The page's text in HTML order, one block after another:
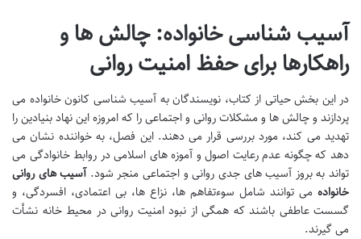
آسیب شناسی خانواده: چالش ها و
راهکارها برای حفظ امنیت روانی
در این بخش حیاتی از کتاب، نویسندگان به آسیب شناسی کانون خانواده می
پردازند و چالش ها و مشکلات روانی و اجتماعی را که امروزه این نهاد بنیادین را
تهدید می کند، مورد بررسی قرار می دهند. این فصل، به خواننده نشان می
دهد که چگونه عدم رعایت اصول و آموزه های اسلامی در روابط خانوادگی می
تواند به بروز آسیب های جدی روانی و اجتماعی منجر شود.آسیب های روانی
خانواده می توانند شامل سوءتفاهم ها، نزاع ها، بی اعتمادی، افسردگی، و
گسست عاطفی باشند که همگی از نبود امنیت روانی در محیط خانه نشأت
می گیرند.